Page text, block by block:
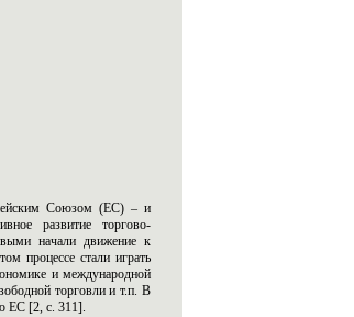
Союзом (ЕС) – и
развитие торгово-
начали движение к
процессе стали играть
и международной
торговли и т.п. В
ЕС [2, c. 311].